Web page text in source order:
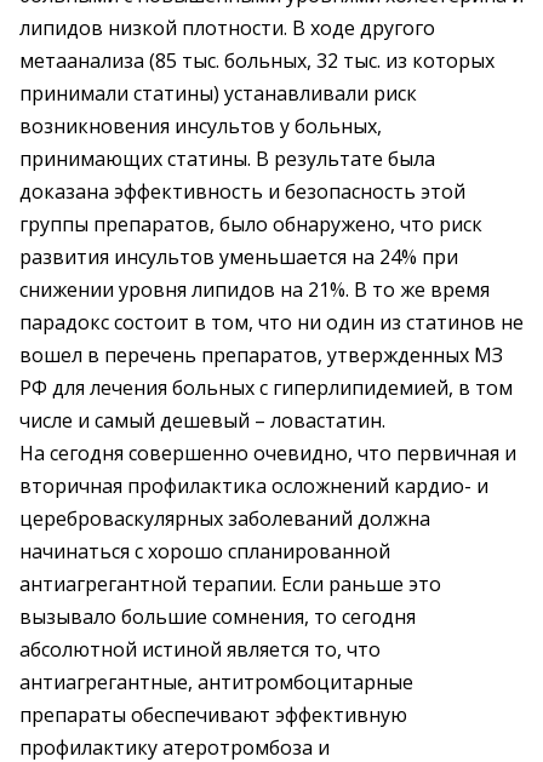
липидов низкой плотности. В ходе другого
метаанализа (85 тыс. больных, 32 тыс. из которых
принимали статины) устанавливали риск
возникновения инсультов у больных,
принимающих статины. В результате была
доказана эффективность и безопасность этой
группы препаратов, было обнаружено, что риск
развития инсультов уменьшается на 24% при
снижении уровня липидов на 21%. В то же время
парадокс состоит в том, что ни один из статинов не
вошел в перечень препаратов, утвержденных МЗ
РФ для лечения больных с гиперлипидемией, в том
числе и самый дешевый – ловастатин.
На сегодня совершенно очевидно, что первичная и
вторичная профилактика осложнений кардио- и
цереброваскулярных заболеваний должна
начинаться с хорошо спланированной
антиагрегантной терапии. Если раньше это
вызывало большие сомнения, то сегодня
абсолютной истиной является то, что
антиагрегантные, антитромбоцитарные
препараты обеспечивают эффективную
профилактику атеротромбоза и